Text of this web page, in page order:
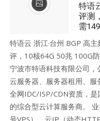
特语
评测
需
特语云 浙江·台州 BGP 高
评，10核64G 50兆 100G
宁波市特语科技有限公司
云服务器、服务器租用、
全网IDC/ISP/CDN资质，
的综合型云计算服务商。
号VPS）、云IP（动态